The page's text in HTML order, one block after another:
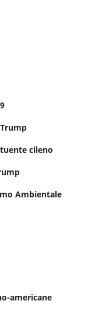
cileno
Ambientale
americane